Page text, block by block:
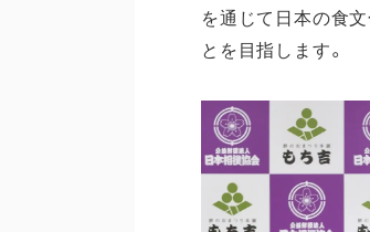
を通じて日本の食
とを目指します。